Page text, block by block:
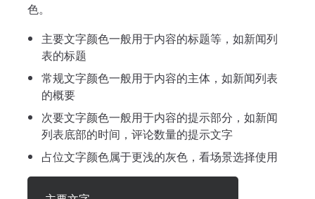
色。
主要文字颜色一般用于内容的标题等，如新闻列
表的标题
常规文字颜色一般用于内容的主体，如新闻列表
的概要
次要文字颜色一般用于内容的提示部分，如新闻
列表底部的时间，评论数量的提示文字
占位文字颜色属于更浅的灰色，看场景选择使用